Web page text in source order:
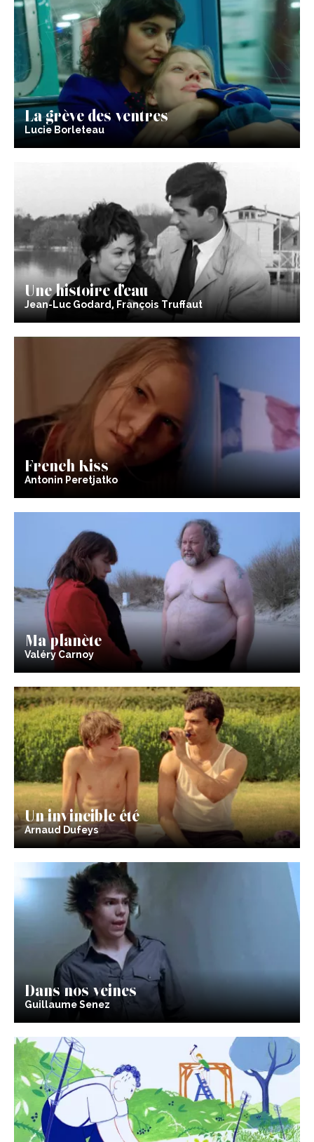
La grève des ventres
Lucie Borleteau
Une histoire d’eau
Jean-Luc Godard, François Truffaut
French Kiss
Antonin Peretjatko
Ma planète
Valéry Carnoy
Un invincible été
Arnaud Dufeys
Dans nos veines
Guillaume Senez